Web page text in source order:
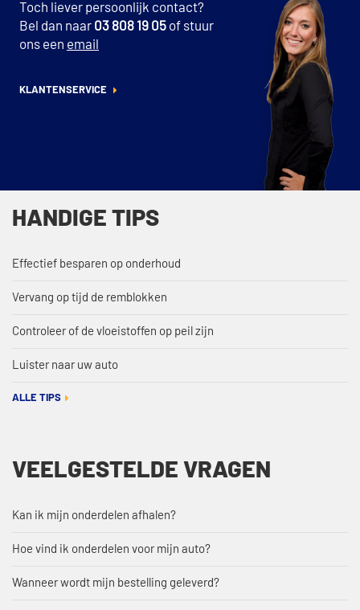
Toch liever persoonlijk contact?
Bel dan naar 03 808 19 05 of stuur
ons een email
KLANTENSERVICE
HANDIGE TIPS
Effectief besparen op onderhoud
Vervang op tijd de remblokken
Controleer of de vloeistoffen op peil zijn
Luister naar uw auto
ALLE TIPS
VEELGESTELDE VRAGEN
Kan ik mijn onderdelen afhalen?
Hoe vind ik onderdelen voor mijn auto?
Wanneer wordt mijn bestelling geleverd?